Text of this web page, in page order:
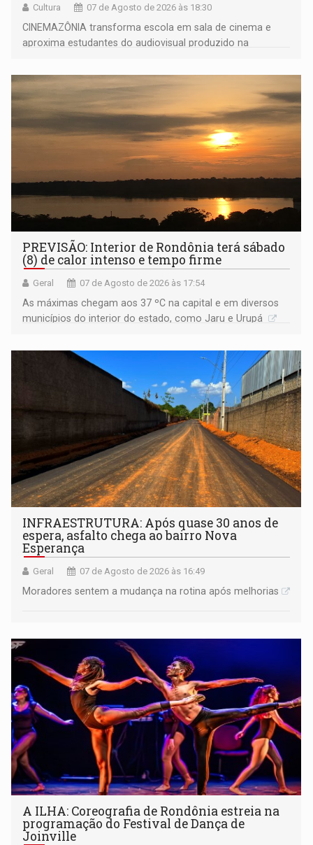
Cultura 07 de Agosto de 2026 às 18:30
CINEMAZÔNIA transforma escola em sala de cinema e
aproxima estudantes do audiovisual produzido na
PREVISÃO: Interior de Rondônia terá sábado
(8) de calor intenso e tempo firme
Geral 07 de Agosto de 2026 às 17:54
As máximas chegam aos 37 ºC na capital e em diversos
municípios do interior do estado, como Jaru e Urupá
INFRAESTRUTURA: Após quase 30 anos de
espera, asfalto chega ao bairro Nova
Esperança
Geral 07 de Agosto de 2026 às 16:49
Moradores sentem a mudança na rotina após melhorias
A ILHA: Coreografia de Rondônia estreia na
programação do Festival de Dança de
Joinville